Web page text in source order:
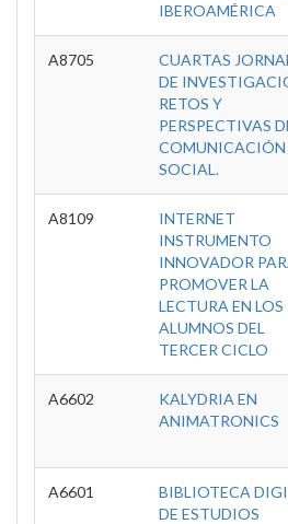
IBEROAMÉRICA
A8705
CUARTAS
DE
RETOS Y
PERSPECTIVAS
COMUNICACIÓN
SOCIAL.
A8109
INTERNET
INSTRUMENTO
INNOVADOR
PROMOVER LA
LECTURA EN LOS
ALUMNOS DEL
TERCER CICLO
A6602
KALYDRIA EN
ANIMATRONICS
A6601
BIBLIOTECA
DE ESTUDIOS